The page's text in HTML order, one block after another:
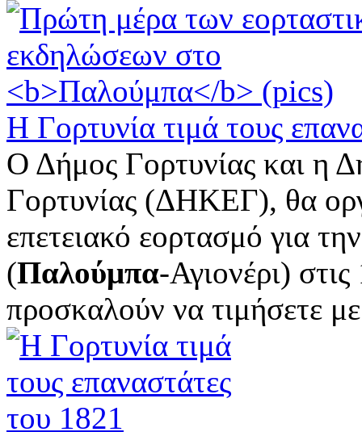
Η Γορτυνία τιμά τους
Ο Δήμος Γορτυνίας και η
Γορτυνίας (ΔΗΚΕΓ), θα
επετειακό εορτασμό για
(Παλούμπα-Αγιονέρι)
προσκαλούν να τιμήσετε